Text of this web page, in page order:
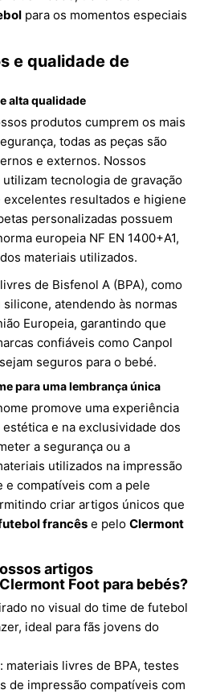
para os momentos especiais
e qualidade de
alta qualidade
produtos cumprem os mais
todas as peças são
e externos. Nossos
tecnologia de gravação
excelentes resultados e higiene
personalizadas possuem
europeia NF EN 1400+A1,
materiais utilizados.
de Bisfenol A (BPA), como
atendendo às normas
Europeia, garantindo que
confiáveis como Canpol
seguros para o bebé.
para uma lembrança única
promove uma experiência
e na exclusividade dos
a segurança ou a
utilizados na impressão
e compatíveis com a pele
criar artigos únicos que
francês e pelo Clermont
artigos
Foot para bebés?
no visual do time de futebol
ideal para fãs jovens do
: materiais livres de BPA, testes
de impressão compatíveis com